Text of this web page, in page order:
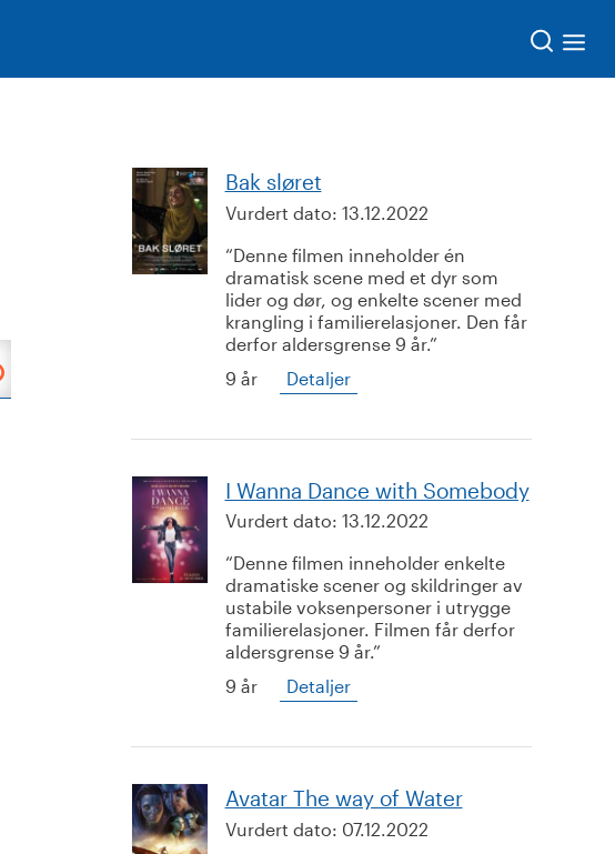
Bak sløret
Vurdert dato: 13.12.2022
Denne filmen inneholder én
dramatisk scene med et dyr som
lider og dør, og enkelte scener med
krangling i familierelasjoner. Den får
derfor aldersgrense 9 år.
9 år
Detaljer
I Wanna Dance with Somebody
Vurdert dato: 13.12.2022
Denne filmen inneholder enkelte
dramatiske scener og skildringer av
ustabile voksenpersoner i utrygge
familierelasjoner. Filmen får derfor
aldersgrense 9 år.
9 år
Detaljer
Avatar The way of Water
Vurdert dato: 07.12.2022